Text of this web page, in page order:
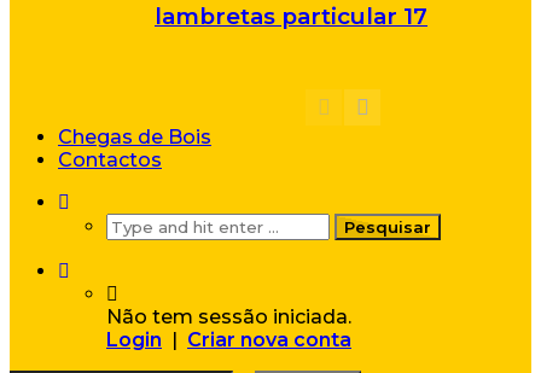
lambretas particular 17
Chegas de Bois
Contactos
Não tem sessão iniciada.
Login
Criar nova conta